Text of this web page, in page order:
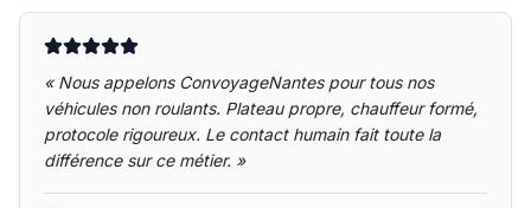
« Nous appelons ConvoyageNantes pour tous nos
véhicules non roulants. Plateau propre, chauffeur formé,
protocole rigoureux. Le contact humain fait toute la
différence sur ce métier. »